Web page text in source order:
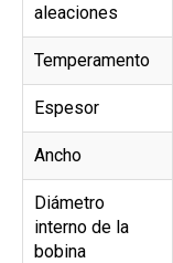
aleaciones
Temperamento
Espesor
Ancho
Diámetro
interno de la
bobina